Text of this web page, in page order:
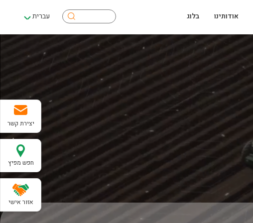
יצירת קשר
חפש מפיץ
אזור אישי
אודותינו בלוג חיפוש עברית